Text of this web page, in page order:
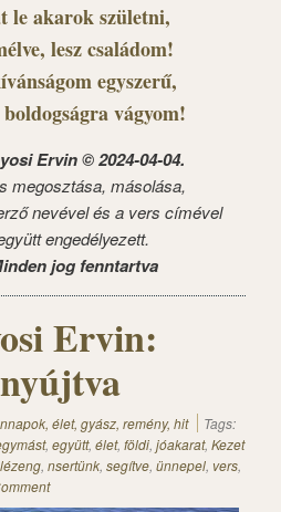
le akarok születni,
lesz családom!
egyszerű,
vágyom!
Ervin © 2024-04-04.
megosztása, másolása,
nevével és a vers címével
engedélyezett.
jog fenntartva
Ervin:
élet, gyász, remény, hit
Tags:
, együtt, élet, földi, jóakarat, Kezet
lézeng, nsertünk, segítve, ünnepel, vers,